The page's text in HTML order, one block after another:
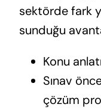
sektörde fark
sunduğu
Konu
Sınav
çözüm